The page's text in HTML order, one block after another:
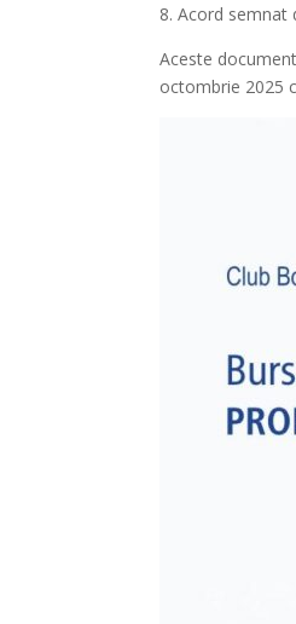
8. Acord semnat
Aceste
octombrie 2025